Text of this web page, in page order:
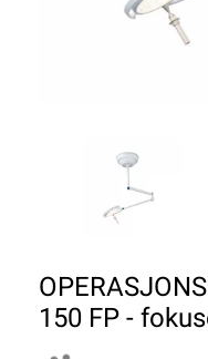
150 FP -